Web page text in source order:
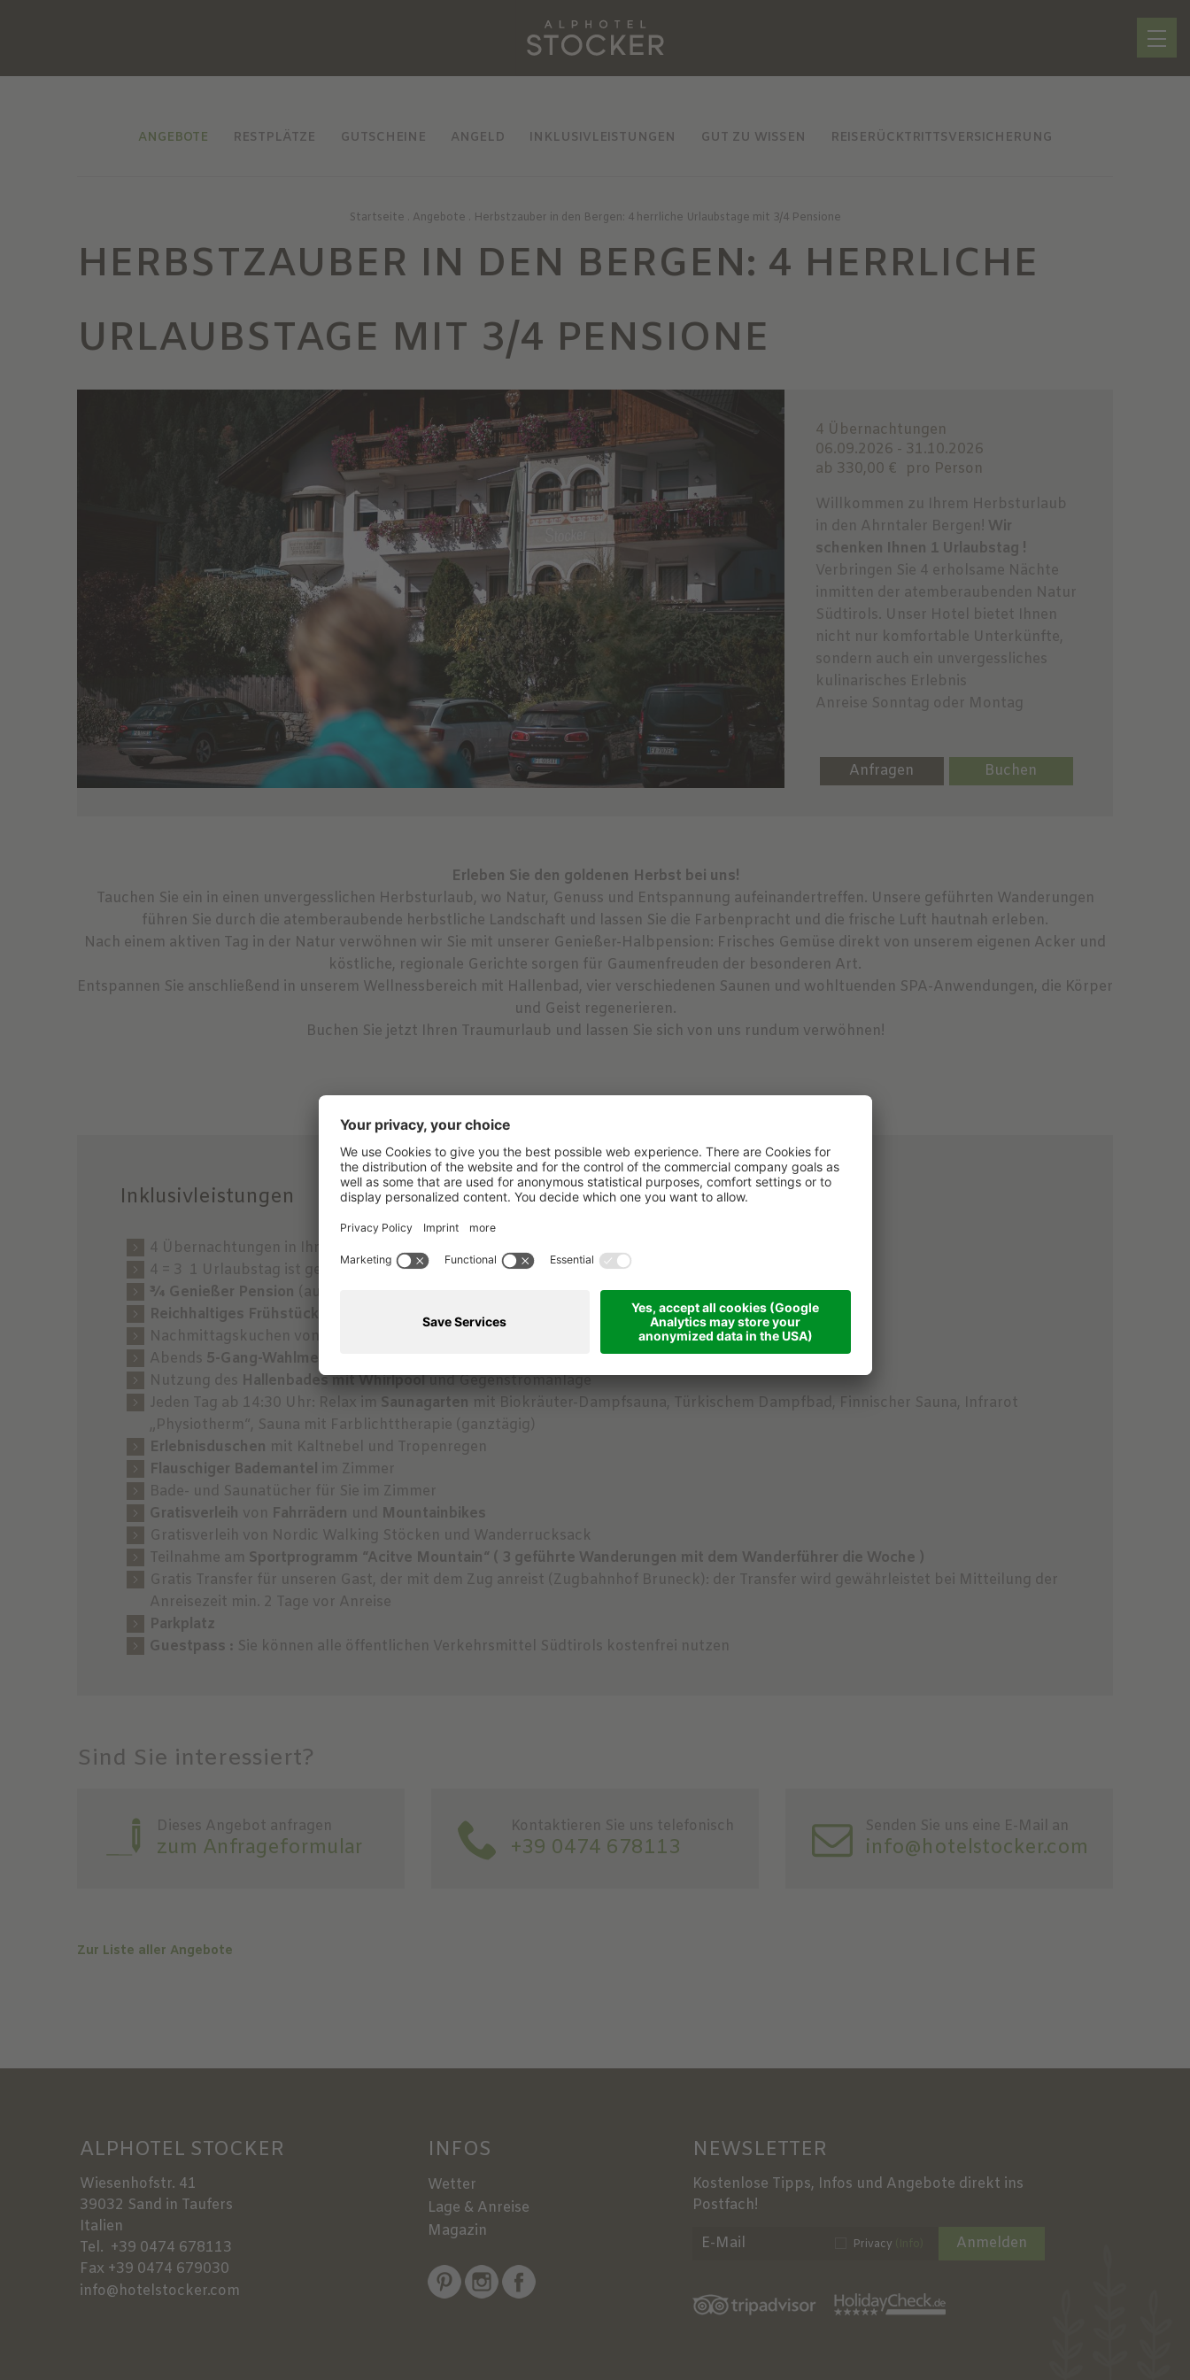
ANGEBOTE RESTPLÄTZE GUTSCHEINE ANGELD INKLUSIVLEISTUNGEN GUT ZU WISSEN REISERÜCKTRITTSVERSICHERUNG
Startseite . Angebote . Herbstzauber in den Bergen: 4 herrliche Urlaubstage mit 3/4 Pensione
HERBSTZAUBER IN DEN BERGEN: 4 HERRLICHE
URLAUBSTAGE MIT 3/4 PENSIONE
4 Übernachtungen
06.09.2026 - 31.10.2026
ab 330,00 €
pro Person
Willkommen zu Ihrem Herbsturlaub
in den Ahrntaler Bergen! Wir
schenken Ihnen 1 Urlaubstag !
Verbringen Sie 4 erholsame Nächte
inmitten der atemberaubenden Natur
Südtirols. Unser Hotel bietet Ihnen
nicht nur komfortable Unterkünfte,
sondern auch ein unvergessliches
kulinarisches Erlebnis
Anreise Sonntag oder Montag
Anfragen Buchen
Erleben Sie den goldenen Herbst bei uns!
Tauchen Sie ein in einen unvergesslichen Herbsturlaub, wo Natur, Genuss und Entspannung aufeinandertreffen. Unsere geführten Wanderungen
führen Sie durch die atemberaubende herbstliche Landschaft und lassen Sie die Farbenpracht und die frische Luft hautnah erleben.
Nach einem aktiven Tag in der Natur verwöhnen wir Sie mit unserer Genießer-Halbpension: Frisches Gemüse direkt von unserem eigenen Acker und
köstliche, regionale Gerichte sorgen für Gaumenfreuden der besonderen Art.
Entspannen Sie anschließend in unserem Wellnessbereich mit Hallenbad, vier verschiedenen Saunen und wohltuenden SPA-Anwendungen, die Körper
und Geist regenerieren.
Buchen Sie jetzt Ihren Traumurlaub und lassen Sie sich von uns rundum verwöhnen!
Inklusivleistungen
4 Übernachtungen in Ihrer ausgewählten Zimmerkategorie
4 = 3 1 Urlaubstag ist geschenkt
¾ Genießer Pension (auch glutenfrei, bitte Unverträglichkeiten bei Reservierung anmelden)
Reichhaltiges Frühstücksbuffet
mit Bioecke
Nachmittagskuchen von 15:00 bis 16:30
Abends 5-Gang-Wahlmenü
Nutzung des Hallenbades mit Whirlpoolund Gegenstromanlage
Jeden Tag ab 14:30 Uhr: Relax im Saunagarten mit Biokräuter-Dampfsauna, Türkischem Dampfbad, Finnischer Sauna, Infrarot
„Physiotherm“, Sauna mit Farblichttherapie (ganztägig)
Erlebnisduschen mit Kaltnebel und Tropenregen
Flauschiger Bademantel im Zimmer
Bade- und Saunatücher für Sie im Zimmer
Gratisverleih von Fahrrädern und Mountainbikes
Gratisverleih von Nordic Walking Stöcken und Wanderrucksack
Teilnahme am Sportprogramm “Acitve Mountain“ ( 3 geführte Wanderungen mit dem Wanderführer die Woche )
Gratis Transfer für unseren Gast, der mit dem Zug anreist (Zugbahnhof Bruneck): der Transfer wird gewährleistet bei Mitteilung der
Anreisezeit min. 2 Tage vor Anreise
Parkplatz
Guestpass : Sie können alle öffentlichen Verkehrsmittel Südtirols kostenfrei nutzen
Sind Sie interessiert?
Dieses Angebot anfragen
zum Anfrageformular
Kontaktieren Sie uns telefonisch
+39 0474 678113
Senden Sie uns eine E-Mail an
info@hotelstocker.com
Zur Liste aller Angebote
ALPHOTEL STOCKER
Wiesenhofstr. 41
39032 Sand in Taufers
Italien
Tel. +39 0474 678113
Fax +39 0474 679030
info@hotelstocker.com
INFOS
Wetter
Lage & Anreise
Magazin
NEWSLETTER
Kostenlose Tipps, Infos und Angebote direkt ins
Postfach!
Privacy Anmelden